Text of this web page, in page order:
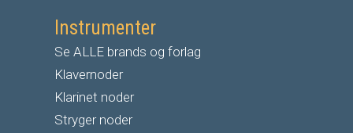
Instrumenter
Se ALLE brands og forlag
Klavernoder
Klarinet noder
Stryger noder